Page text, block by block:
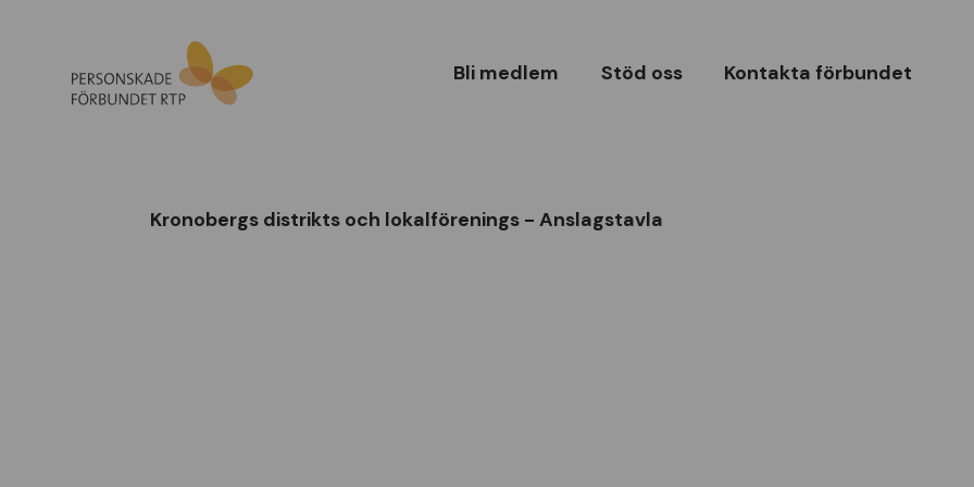
Bli medlem Stöd oss Kontakta förbundet
Kronobergs distrikts och lokalförenings - Anslagstavla